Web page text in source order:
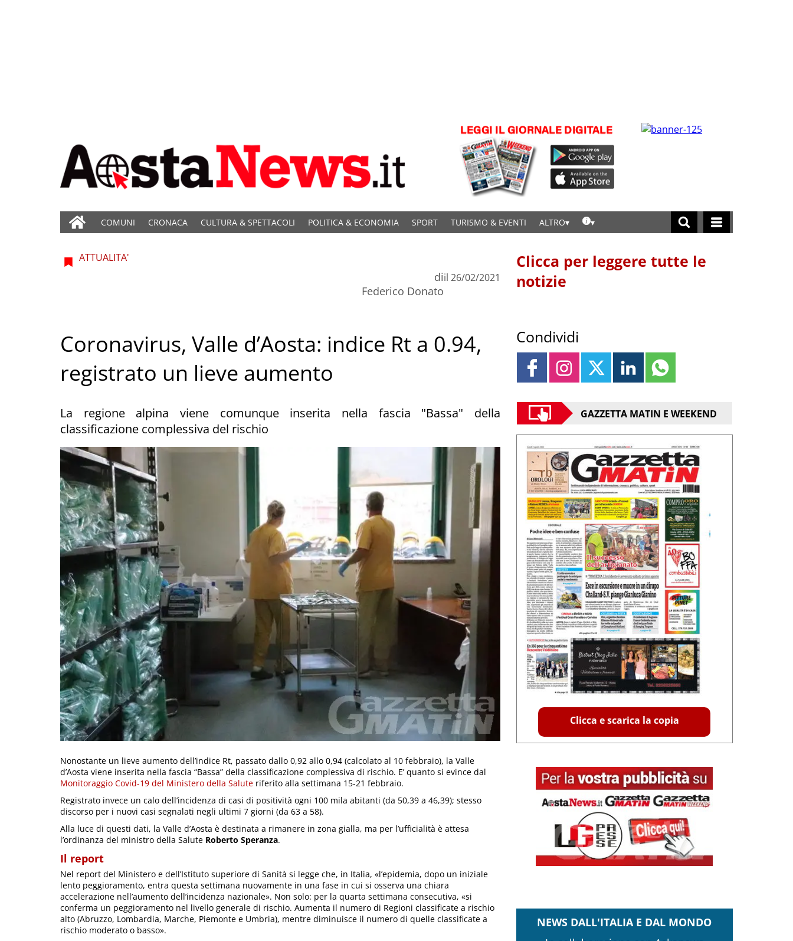
COMUNI CRONACA CULTURA & SPETTACOLI POLITICA & ECONOMIA SPORT TURISMO & EVENTI ALTRO
ATTUALITA'
di
Federico Donato
il 26/02/2021
Coronavirus, Valle d’Aosta: indice Rt a 0.94,
registrato un lieve aumento
La regione alpina viene comunque inserita nella fascia "Bassa" della
classificazione complessiva del rischio
Nonostante un lieve aumento dell’indice Rt, passato dallo 0,92 allo 0,94 (calcolato al 10 febbraio), la Valle
d’Aosta viene inserita nella fascia “Bassa” della classificazione complessiva di rischio. E’ quanto si evince dal
Monitoraggio Covid-19 del Ministero della Salute riferito alla settimana 15-21 febbraio.
Registrato invece un calo dell’incidenza di casi di positività ogni 100 mila abitanti (da 50,39 a 46,39); stesso
discorso per i nuovi casi segnalati negli ultimi 7 giorni (da 63 a 58).
Alla luce di questi dati, la Valle d’Aosta è destinata a rimanere in zona gialla, ma per l’ufficialità è attesa
l’ordinanza del ministro della Salute Roberto Speranza.
Il report
Nel report del Ministero e dell’Istituto superiore di Sanità si legge che, in Italia, «l’epidemia, dopo un iniziale
lento peggioramento, entra questa settimana nuovamente in una fase in cui si osserva una chiara
accelerazione nell’aumento dell’incidenza nazionale». Non solo: per la quarta settimana consecutiva, «si
conferma un peggioramento nel livello generale di rischio. Aumenta il numero di Regioni classificate a rischio
alto (Abruzzo, Lombardia, Marche, Piemonte e Umbria), mentre diminuisce il numero di quelle classificate a
rischio moderato o basso».
Clicca per leggere tutte le
notizie
Condividi
GAZZETTA MATIN E WEEKEND
Clicca e scarica la copia
NEWS DALL'ITALIA E DAL MONDO